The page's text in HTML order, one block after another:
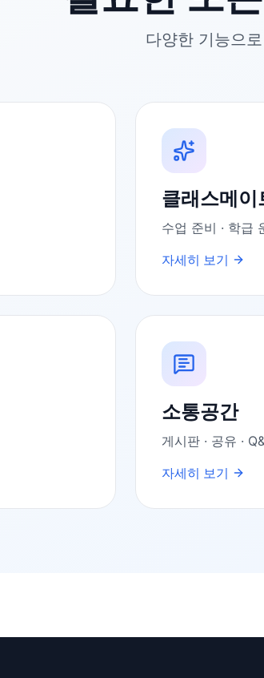
다양한 기능으
클래스메이
수업 준비 · 학급
자세히 보기
소통공간
게시판 · 공유 ·
자세히 보기